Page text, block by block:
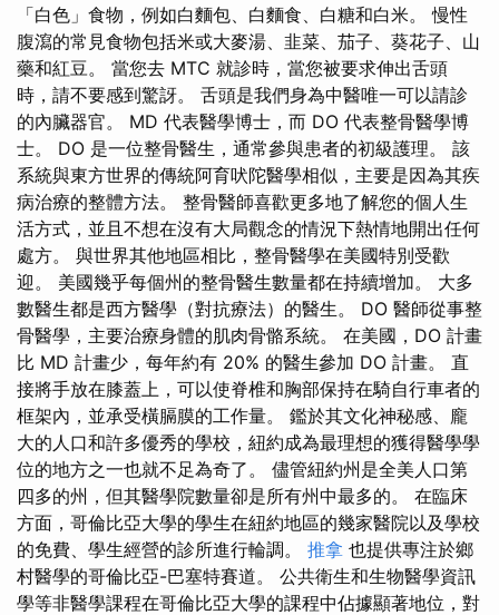
「白色」食物，例如白麵包、白麵食、白糖和白米。 慢性
腹瀉的常見食物包括米或大麥湯、韭菜、茄子、葵花子、山
藥和紅豆。 當您去 MTC 就診時，當您被要求伸出舌頭
時，請不要感到驚訝。 舌頭是我們身為中醫唯一可以請診
的內臟器官。 MD 代表醫學博士，而 DO 代表整骨醫學博
士。 DO 是一位整骨醫生，通常參與患者的初級護理。 該
系統與東方世界的傳統阿育吠陀醫學相似，主要是因為其疾
病治療的整體方法。 整骨醫師喜歡更多地了解您的個人生
活方式，並且不想在沒有大局觀念的情況下熱情地開出任何
處方。 與世界其他地區相比，整骨醫學在美國特別受歡
迎。 美國幾乎每個州的整骨醫生數量都在持續增加。 大多
數醫生都是西方醫學（對抗療法）的醫生。 DO 醫師從事整
骨醫學，主要治療身體的肌肉骨骼系統。 在美國，DO 計畫
比 MD 計畫少，每年約有 20% 的醫生參加 DO 計畫。 直
接將手放在膝蓋上，可以使脊椎和胸部保持在騎自行車者的
框架內，並承受橫膈膜的工作量。 鑑於其文化神秘感、龐
大的人口和許多優秀的學校，紐約成為最理想的獲得醫學學
位的地方之一也就不足為奇了。 儘管紐約州是全美人口第
四多的州，但其醫學院數量卻是所有州中最多的。 在臨床
方面，哥倫比亞大學的學生在紐約地區的幾家醫院以及學校
的免費、學生經營的診所進行輪調。 推拿 也提供專注於鄉
村醫學的哥倫比亞-巴塞特賽道。 公共衛生和生物醫學資訊
學等非醫學課程在哥倫比亞大學的課程中佔據顯著地位，對